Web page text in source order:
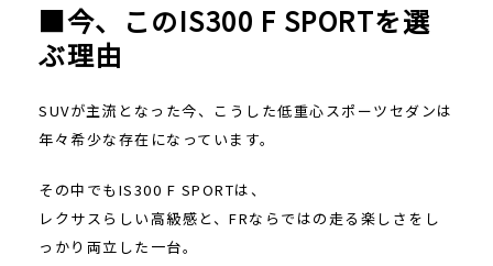
■今、このIS300 F SPORTを選
ぶ理由
SUVが主流となった今、こうした低重心スポーツセダンは
年々希少な存在になっています。
その中でもIS300 F SPORTは、
レクサスらしい高級感と、FRならではの走る楽しさをし
っかり両立した一台。